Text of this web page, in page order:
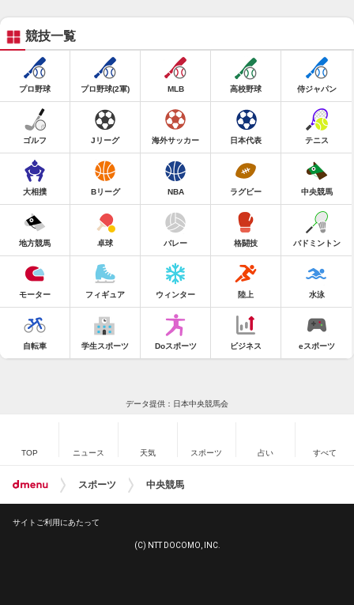
競技一覧
プロ野球 プロ野球(2軍) MLB 高校野球 侍ジャパン
ゴルフ Jリーグ 海外サッカー 日本代表 テニス
大相撲 Bリーグ NBA ラグビー 中央競馬
地方競馬 卓球 バレー 格闘技 バドミントン
モーター フィギュア ウィンター 陸上 水泳
自転車 学生スポーツ Doスポーツ ビジネス eスポーツ
データ提供：日本中央競馬会
TOP ニュース 天気 スポーツ 占い すべて
スポーツ 中央競馬
サイトご利用にあたって
(C) NTT DOCOMO, INC.